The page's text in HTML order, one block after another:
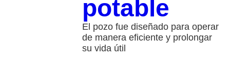
potable
El pozo fue diseñado para operar
de manera eficiente y prolongar
su vida útil